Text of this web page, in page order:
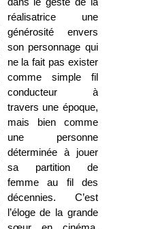
réalisatrice une
générosité envers
son personnage qui
ne la fait pas exister
comme simple fil
conducteur à
travers une époque,
mais bien comme
une personne
déterminée à jouer
sa partition de
femme au fil des
décennies. C’est
l’éloge de la grande